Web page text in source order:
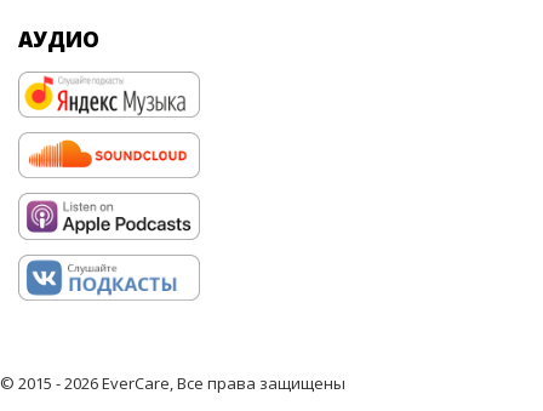
АУДИО
© 2015 - 2026 EverCare, Все права защищены